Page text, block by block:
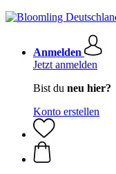
Anmelden
Jetzt anmelden
Bist du neu hier?
Konto erstellen